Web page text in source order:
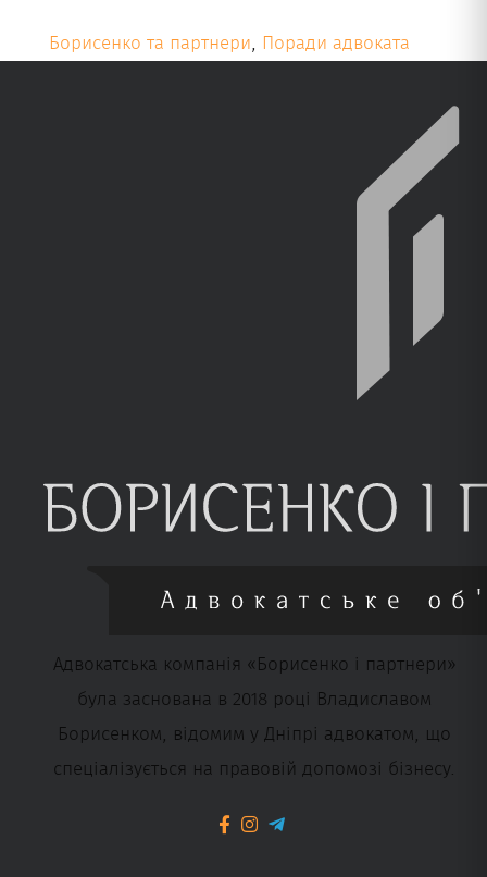
Борисенко та партнери, Поради адвоката
Адвокатська компанія «Борисенко і партнери»
була заснована в 2018 році Владиславом
Борисенком, відомим у Дніпрі адвокатом, що
спеціалізується на правовій допомозі бізнесу.